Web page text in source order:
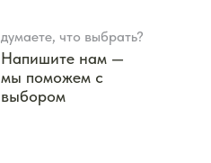
думаете, что выбрать?
Напишите нам —
мы поможем с
выбором